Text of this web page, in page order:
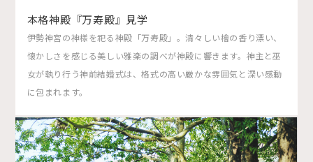
本格神殿『万寿殿』見学
伊勢神宮の神様を祀る神殿「万寿殿」。清々しい檜の香り漂い、
懐かしさを感じる美しい雅楽の調べが神殿に響きます。神主と巫
女が執り行う神前結婚式は、格式の高い厳かな雰囲気と深い感動
に包まれます。